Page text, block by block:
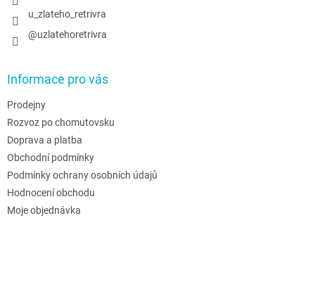
u_zlateho_retrivra
@uzlatehoretrivra
Informace pro vás
Prodejny
Rozvoz po chomutovsku
Doprava a platba
Obchodní podmínky
Podmínky ochrany osobních údajů
Hodnocení obchodu
Moje objednávka